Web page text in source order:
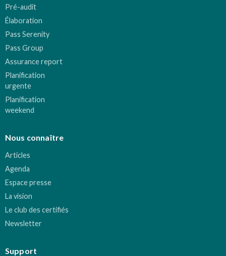
Pré-audit
Élaboration
Pass Serenity
Pass Group
Assurance report
Planification
urgente
Planification
weekend
Nous connaître
Articles
Agenda
Espace presse
La vision
Le club des certifiés
Newsletter
Support